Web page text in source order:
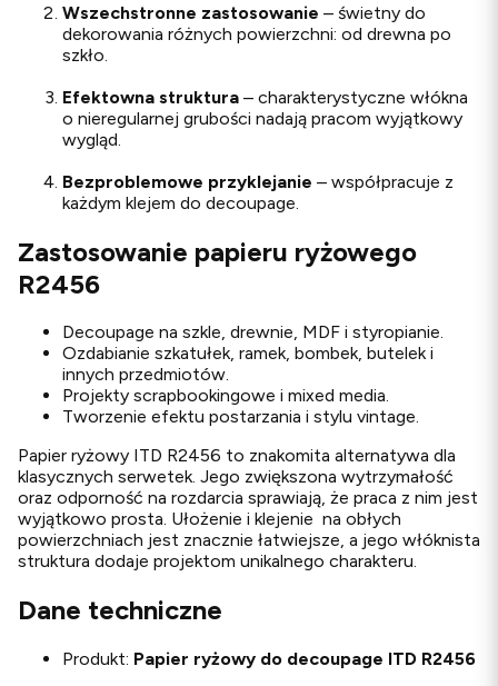
Wszechstronne zastosowanie – świetny do
dekorowania różnych powierzchni: od drewna po
szkło.
Efektowna struktura – charakterystyczne włókna
o nieregularnej grubości nadają pracom wyjątkowy
wygląd.
Bezproblemowe przyklejanie – współpracuje z
każdym klejem do decoupage.
Zastosowanie papieru ryżowego
R2456
Decoupage na szkle, drewnie, MDF i styropianie.
Ozdabianie szkatułek, ramek, bombek, butelek i
innych przedmiotów.
Projekty scrapbookingowe i mixed media.
Tworzenie efektu postarzania i stylu vintage.
Papier ryżowy ITD R2456 to znakomita alternatywa dla
klasycznych serwetek. Jego zwiększona wytrzymałość
oraz odporność na rozdarcia sprawiają, że praca z nim jest
wyjątkowo prosta. Ułożenie i klejenie na obłych
powierzchniach jest znacznie łatwiejsze, a jego włóknista
struktura dodaje projektom unikalnego charakteru.
Dane techniczne
Produkt: Papier ryżowy do decoupage ITD R2456